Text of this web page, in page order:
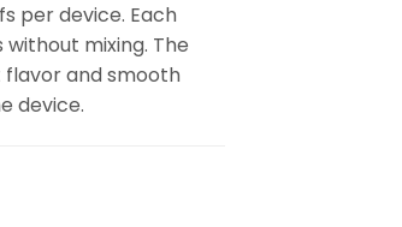
per device. Each
mixing. The
flavor and smooth
device.